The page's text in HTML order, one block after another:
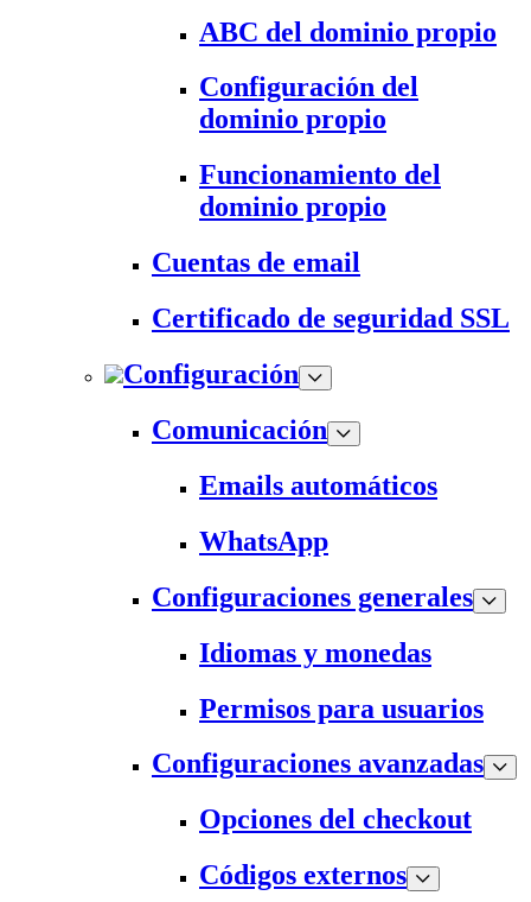
ABC del dominio propio
Configuración del
dominio propio
Funcionamiento del
dominio propio
Cuentas de email
Certificado de seguridad SSL
Configuración
Comunicación
Emails automáticos
WhatsApp
Configuraciones generales
Idiomas y monedas
Permisos para usuarios
Configuraciones avanzadas
Opciones del checkout
Códigos externos